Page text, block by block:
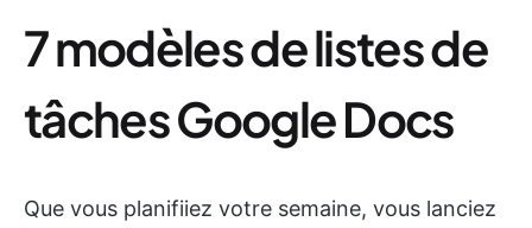
7 modèles de listes de
tâches Google Docs
Que vous planifiiez votre semaine, vous lanciez